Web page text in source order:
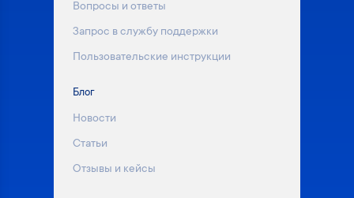
Вопросы и ответы
Запрос в службу поддержки
Пользовательские инструкции
Блог
Новости
Статьи
Отзывы и кейсы